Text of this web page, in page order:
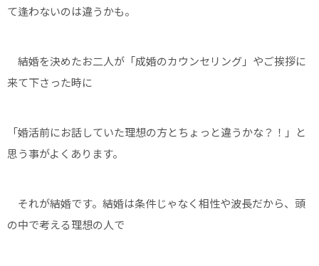
て逢わないのは違うかも。
結婚を決めたお二人が「成婚のカウンセリング」やご挨拶に
来て下さった時に
「婚活前にお話していた理想の方とちょっと違うかな？！」と
思う事がよくあります。
それが結婚です。結婚は条件じゃなく相性や波長だから、頭
の中で考える理想の人で